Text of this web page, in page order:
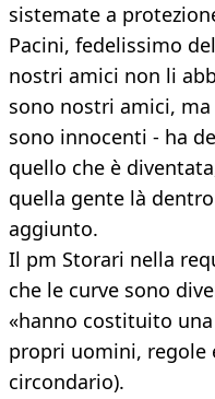
sistemate a
Pacini, fedelissimo
nostri amici non li
sono nostri amici,
sono innocenti - ha
quello che è
quella gente là
aggiunto.
Il pm Storari nella
che le curve sono
«hanno costituito
propri uomini, regole
circondario).